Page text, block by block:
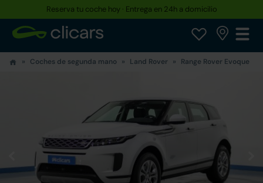
Reserva tu coche hoy · Entrega en 24h a domicilio
Coches de segunda mano Land Rover Range Rover Evoque